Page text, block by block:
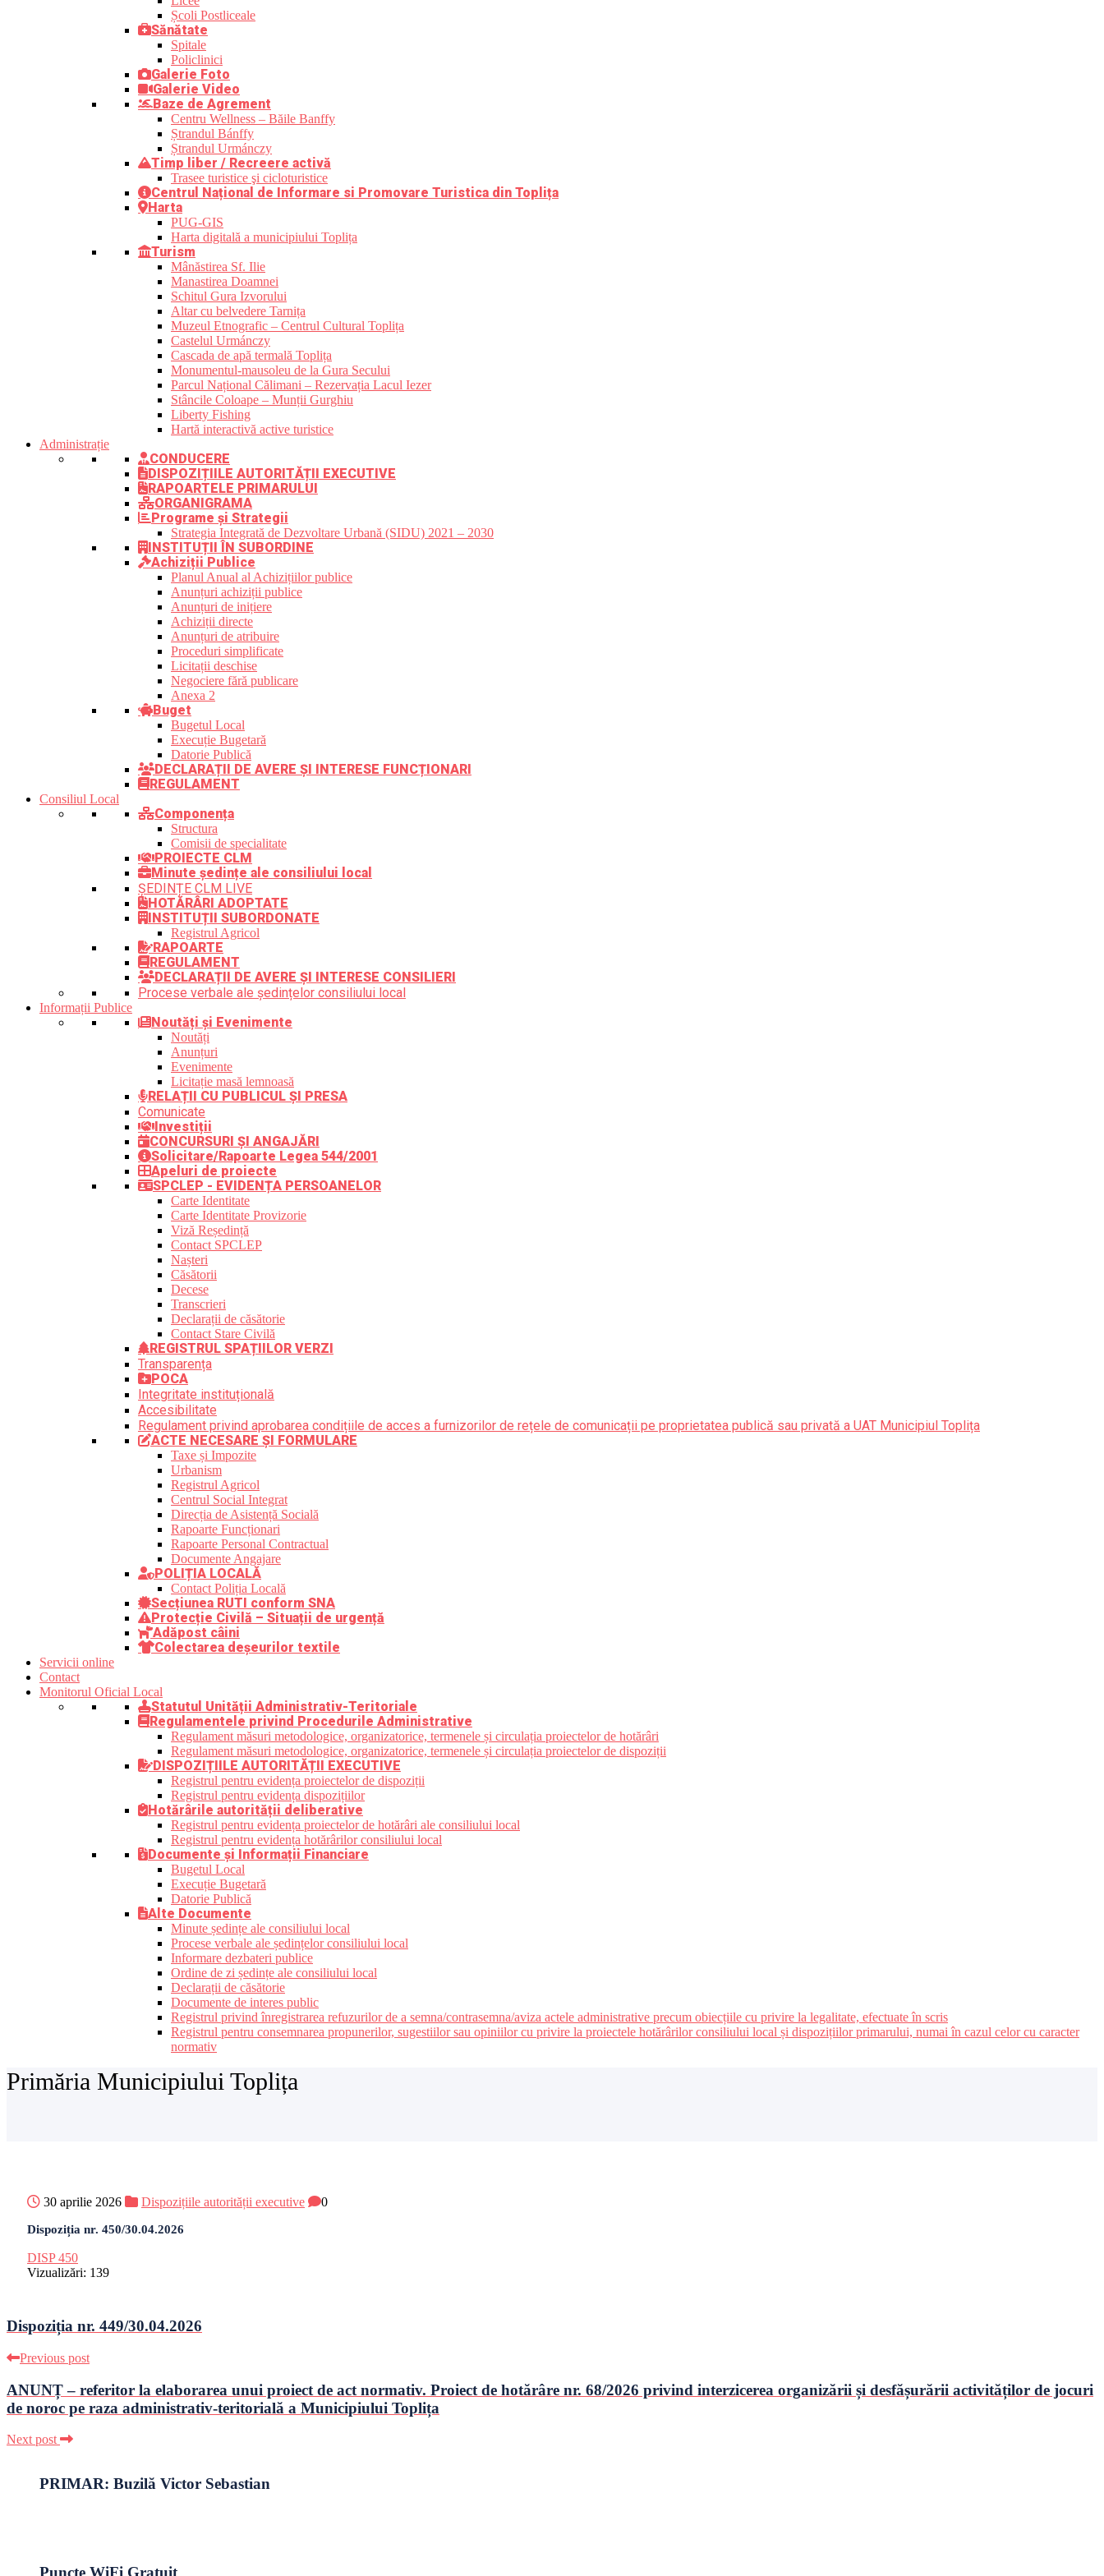
Școli Postliceale
Sănătate
Spitale
Policlinici
Galerie Foto
Galerie Video
Baze de Agrement
Centru Wellness – Băile Banffy
Ștrandul Bánffy
Ștrandul Urmánczy
Timp liber / Recreere activă
Trasee turistice şi cicloturistice
Centrul Național de Informare si Promovare Turistica din Toplița
Harta
PUG-GIS
Harta digitală a municipiului Toplița
Turism
Mânăstirea Sf. Ilie
Manastirea Doamnei
Schitul Gura Izvorului
Altar cu belvedere Tarnița
Muzeul Etnografic – Centrul Cultural Toplița
Castelul Urmánczy
Cascada de apă termală Toplița
Monumentul-mausoleu de la Gura Secului
Parcul Național Călimani – Rezervația Lacul Iezer
Stâncile Coloape – Munții Gurghiu
Liberty Fishing
Hartă interactivă active turistice
Administrație
CONDUCERE
DISPOZIȚIILE AUTORITĂȚII EXECUTIVE
RAPOARTELE PRIMARULUI
ORGANIGRAMA
Programe și Strategii
Strategia Integrată de Dezvoltare Urbană (SIDU) 2021 – 2030
INSTITUȚII ÎN SUBORDINE
Achiziții Publice
Planul Anual al Achizițiilor publice
Anunțuri achiziții publice
Anunțuri de inițiere
Achiziții directe
Anunțuri de atribuire
Proceduri simplificate
Licitații deschise
Negociere fără publicare
Anexa 2
Buget
Bugetul Local
Execuție Bugetară
Datorie Publică
DECLARAȚII DE AVERE ȘI INTERESE FUNCȚIONARI
REGULAMENT
Consiliul Local
Componența
Structura
Comisii de specialitate
PROIECTE CLM
Minute ședințe ale consiliului local
ȘEDINȚE CLM LIVE
HOTĂRÂRI ADOPTATE
INSTITUȚII SUBORDONATE
Registrul Agricol
RAPOARTE
REGULAMENT
DECLARAȚII DE AVERE ȘI INTERESE CONSILIERI
Procese verbale ale ședințelor consiliului local
Informații Publice
Noutăți și Evenimente
Noutăți
Anunțuri
Evenimente
Licitație masă lemnoasă
RELAȚII CU PUBLICUL ȘI PRESA
Comunicate
Investiții
CONCURSURI ȘI ANGAJĂRI
Solicitare/Rapoarte Legea 544/2001
Apeluri de proiecte
SPCLEP - EVIDENȚA PERSOANELOR
Carte Identitate
Carte Identitate Provizorie
Viză Reședință
Contact SPCLEP
Nașteri
Căsătorii
Decese
Transcrieri
Declarații de căsătorie
Contact Stare Civilă
REGISTRUL SPAȚIILOR VERZI
Transparența
POCA
Integritate instituțională
Accesibilitate
Regulament privind aprobarea condițiile de acces a furnizorilor de rețele de comunicații pe proprietatea publică sau privată a UAT Municipiul Toplița
ACTE NECESARE ȘI FORMULARE
Taxe și Impozite
Urbanism
Registrul Agricol
Centrul Social Integrat
Direcția de Asistență Socială
Rapoarte Funcționari
Rapoarte Personal Contractual
Documente Angajare
POLIȚIA LOCALĂ
Contact Poliția Locală
Secțiunea RUTI conform SNA
Protecție Civilă – Situații de urgență
Adăpost câini
Colectarea deșeurilor textile
Servicii online
Contact
Monitorul Oficial Local
Statutul Unității Administrativ-Teritoriale
Regulamentele privind Procedurile Administrative
Regulament măsuri metodologice, organizatorice, termenele și circulația proiectelor de hotărâri
Regulament măsuri metodologice, organizatorice, termenele și circulația proiectelor de dispoziții
DISPOZIȚIILE AUTORITĂȚII EXECUTIVE
Registrul pentru evidența proiectelor de dispoziții
Registrul pentru evidența dispozițiilor
Hotărârile autorității deliberative
Registrul pentru evidența proiectelor de hotărâri ale consiliului local
Registrul pentru evidența hotărârilor consiliului local
Documente și Informații Financiare
Bugetul Local
Execuție Bugetară
Datorie Publică
Alte Documente
Minute ședințe ale consiliului local
Procese verbale ale ședințelor consiliului local
Informare dezbateri publice
Ordine de zi ședințe ale consiliului local
Declarații de căsătorie
Documente de interes public
Registrul privind înregistrarea refuzurilor de a semna/contrasemna/aviza actele administrative precum obiecțiile cu privire la legalitate, efectuate în scris
Registrul pentru consemnarea propunerilor, sugestiilor sau opiniilor cu privire la proiectele hotărârilor consiliului local și dispozițiilor primarului, numai în cazul celor cu caracter
normativ
Primăria Municipiului Toplița
30 aprilie 2026 Dispozițiile autorității executive 0
Dispoziția nr. 450/30.04.2026
DISP 450
Vizualizări: 139
Dispoziția nr. 449/30.04.2026
Previous post
ANUNȚ – referitor la elaborarea unui proiect de act normativ. Proiect de hotărâre nr. 68/2026 privind interzicerea organizării și desfășurării activităților de jocuri
de noroc pe raza administrativ-teritorială a Municipiului Toplița
Next post
PRIMAR: Buzilă Victor Sebastian
Puncte WiFi Gratuit